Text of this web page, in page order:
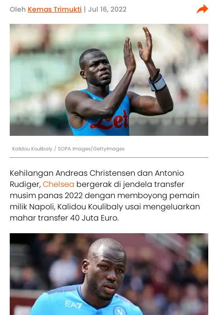
Oleh Kemas Trimukti | Jul 16, 2022
Kalidou Koulibaly / SOPA Images/GettyImages
Kehilangan Andreas Christensen dan Antonio
Rudiger,Chelsea bergerak di jendela transfer
musim panas 2022 dengan memboyong pemain
milik Napoli, Kalidou Koulibaly usai mengeluarkan
mahar transfer 40 Juta Euro.